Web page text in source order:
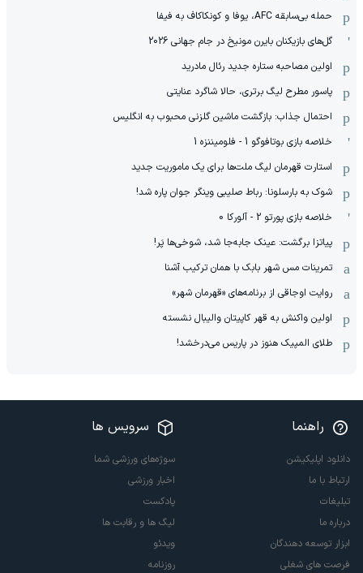
حمله بی‌سابقه AFC، یوفا و کونکاکاف به فیفا
گل‌های بازیکنان بایرن مونیخ در جام جهانی 2026
‫اولین مصاحبه ستاره جدید رئال مادرید
پاسور مطرح لیگ برتری، حالا شاگرد عنایتی
احتمال جذاب: بازگشت ماشین گلزنی محبوب به انگلیس
خلاصه بازی بوتافوگو 1 - فلومیننزه 1
استارت قهرمان لیگ ملت‌ها برای یک ماموریت جدید
‫شوک به بارسلونا: رباط صلیبی وینگر جوان پاره شد!
خلاصه بازی پورتو 2 - آلورکا 0
پیاتزا برگشت: عینک جابه‌جا شد، شوخی‌ها پَر!
تمرینات مس شهر بابک با همان ترکیب آشنا
روایت اوجاقی از برنامه‌های «قهرمان شهر»
اولین واکنش به قهر کاپیتان والیبال نشسته
طلای المپیک هنوز در پاریس می‌درخشد!
راهنما
دانلود اپلیکیشن
ارتباط با ما
تبلیغات
درباره ما
ابزار توسعه دهندگان
فرصت های شغلی
سرویس ها
سوژه‌های ورزشی شما
اخبار ورزشی
پادکست
لیگ ها و رقابت ها
ویدئو
روزنامه